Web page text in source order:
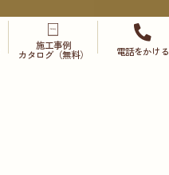
施工事例
カタログ（無料） 電話をかける